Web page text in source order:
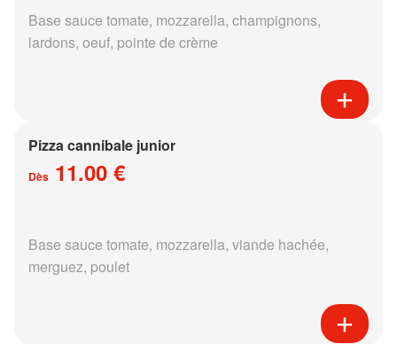
Base sauce tomate, mozzarella, champignons,
lardons, oeuf, pointe de crème
Pizza cannibale junior
Dès 11.00 €
Base sauce tomate, mozzarella, viande hachée,
merguez, poulet